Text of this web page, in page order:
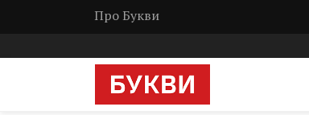
Про Букви